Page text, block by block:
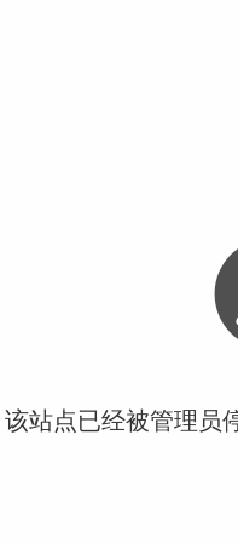
站点已经被管理员